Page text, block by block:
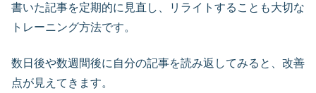
書いた記事を定期的に見直し、リライトすることも大切な
トレーニング方法です。
数日後や数週間後に自分の記事を読み返してみると、改善
点が見えてきます。